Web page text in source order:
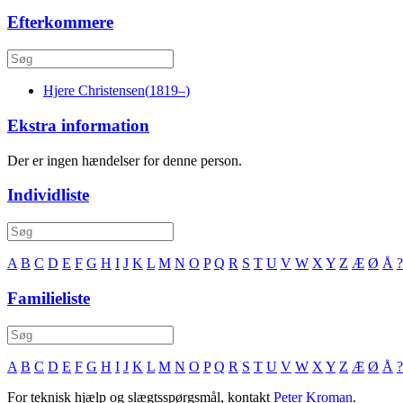
Efterkommere
Hjere Christensen(1819–)
Ekstra information
Der er ingen hændelser for denne person.
Individliste
A B C D E F G H I J K L M N O P Q R S T U V W X Y Z Æ Ø Å ?
Familieliste
A B C D E F G H I J K L M N O P Q R S T U V W X Y Z Æ Ø Å ?
For teknisk hjælp og slægtsspørgsmål, kontakt Peter Kroman.